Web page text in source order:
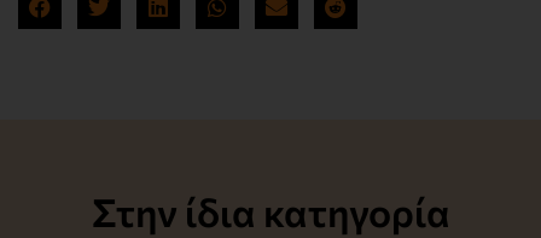
Στην ίδια κατηγορία